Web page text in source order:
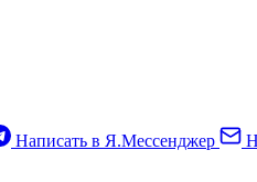
Написать в Я.Мессенджер